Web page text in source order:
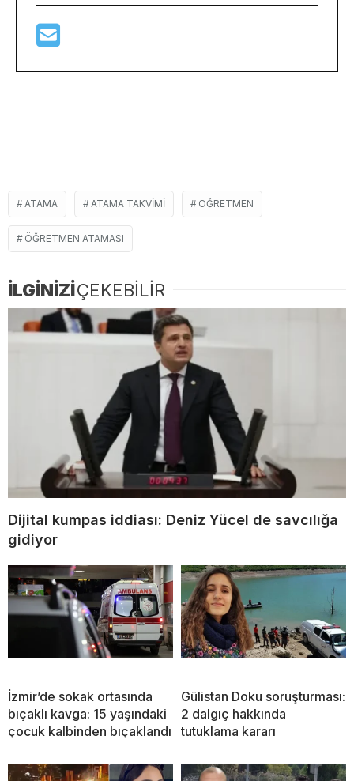
ATAMA ATAMA TAKVIMI ÖĞRETMEN
ÖĞRETMEN ATAMASI
İLGİNİZİÇEKEBİLİR
Dijital kumpas iddiası: Deniz Yücel de savcılığa
gidiyor
İzmir’de sokak ortasında
bıçaklı kavga: 15 yaşındaki
çocuk kalbinden bıçaklandı
Gülistan Doku soruşturması:
2 dalgıç hakkında
tutuklama kararı